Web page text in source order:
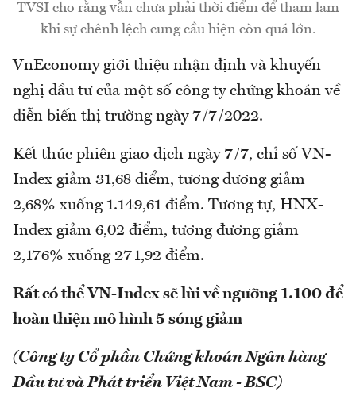
TVSI cho rằng vẫn chưa phải thời điểm để tham lam
khi sự chênh lệch cung cầu hiện còn quá lớn.
VnEconomy giới thiệu nhận định và khuyến
nghị đầu tư của một số công ty chứng khoán về
diễn biến thị trường ngày 7/7/2022.
Kết thúc phiên giao dịch ngày 7/7, chỉ số VN-
Index giảm 31,68 điểm, tương đương giảm
2,68% xuống 1.149,61 điểm. Tương tự, HNX-
Index giảm 6,02 điểm, tương đương giảm
2,176% xuống 271,92 điểm.
Rất có thể VN-Index sẽ lùi về ngưỡng 1.100 để
hoàn thiện mô hình 5 sóng giảm
(Công ty Cổ phần Chứng khoán Ngân hàng
Đầu tư và Phát triển Việt Nam - BSC)